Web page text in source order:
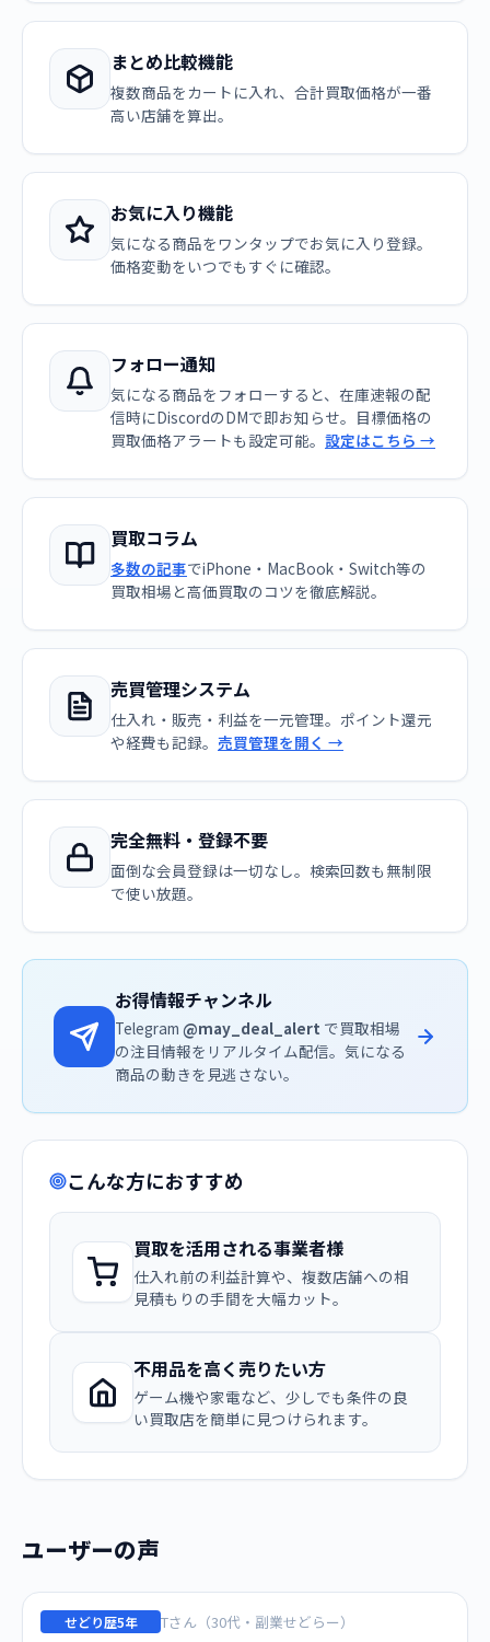
まとめ比較機能
複数商品をカートに入れ、合計買取価格が一番
高い店舗を算出。
お気に入り機能
気になる商品をワンタップでお気に入り登録。
価格変動をいつでもすぐに確認。
フォロー通知
気になる商品をフォローすると、在庫速報の配
信時にDiscordのDMで即お知らせ。目標価格の
買取価格アラートも設定可能。 設定はこちら →
買取コラム
多数の記事でiPhone・MacBook・Switch等の
買取相場と高価買取のコツを徹底解説。
売買管理システム
仕入れ・販売・利益を一元管理。ポイント還元
や経費も記録。 売買管理を開く →
完全無料・登録不要
面倒な会員登録は一切なし。検索回数も無制限
で使い放題。
お得情報チャンネル
Telegram @may_deal_alert で買取相場
の注目情報をリアルタイム配信。気になる
商品の動きを見逃さない。
こんな方におすすめ
買取を活用される事業者様
仕入れ前の利益計算や、複数店舗への相
見積もりの手間を大幅カット。
不用品を高く売りたい方
ゲーム機や家電など、少しでも条件の良
い買取店を簡単に見つけられます。
ユーザーの声
せどり歴5年 Tさん（30代・副業せどらー）